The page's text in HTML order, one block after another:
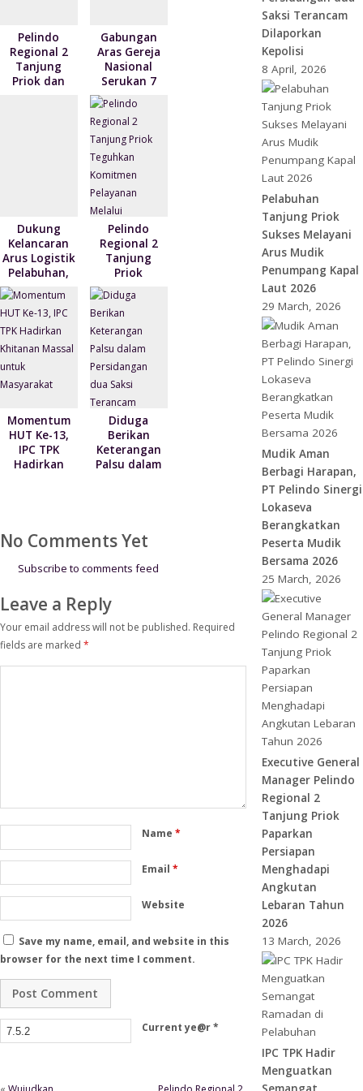
Pelindo
Regional 2
Tanjung
Priok dan
Gabungan
Aras Gereja
Nasional
Serukan 7
Pernyataan
Terkait Krisis
Kemanusian
di Papua
Dukung
Kelancaran
Arus Logistik
Pelabuhan,
KSOP Utama
Tanjung
Priok berikan
kebijakan
penyesuaian
Pelindo
Regional 2
Tanjung
Priok
Teguhkan
Komitmen
Pelayanan
Melalui
Penandatanganan
Maklumat
Pelayanan
Momentum
HUT Ke-13,
IPC TPK
Hadirkan
Diduga
Berikan
Keterangan
Palsu dalam
Kepolisi
No Comments Yet
Subscribe to comments feed
Leave a Reply
Your email address will not be published. Required
fields are marked *
Name*
Email*
Website
Save my name, email, and website in this
browser for the next time I comment.
Current ye@r*
Saksi Terancam
Dilaporkan
Kepolisi
8 April, 2026
Pelabuhan
Tanjung Priok
Sukses Melayani
Arus Mudik
Penumpang Kapal
Laut 2026
29 March, 2026
Mudik Aman
Berbagi Harapan,
PT Pelindo Sinergi
Lokaseva
Berangkatkan
Peserta Mudik
Bersama 2026
25 March, 2026
Executive General
Manager Pelindo
Regional 2
Tanjung Priok
Paparkan
Persiapan
Menghadapi
Angkutan
Lebaran Tahun
2026
13 March, 2026
IPC TPK Hadir
Menguatkan